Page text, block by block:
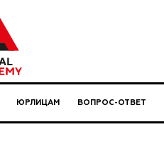
ЮРЛИЦАМ ВОПРОС-ОТВЕТ